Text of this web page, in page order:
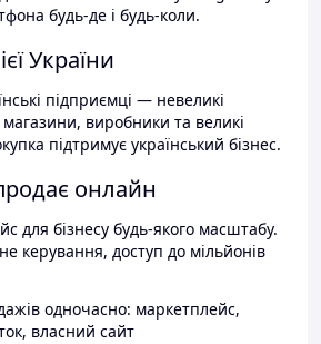
будь-де і будь-коли.
України
підприємці — невеликі
магазини, виробники та великі
підтримує український бізнес.
онлайн
для бізнесу будь-якого масштабу.
керування, доступ до мільйонів
одночасно: маркетплейс,
власний сайт